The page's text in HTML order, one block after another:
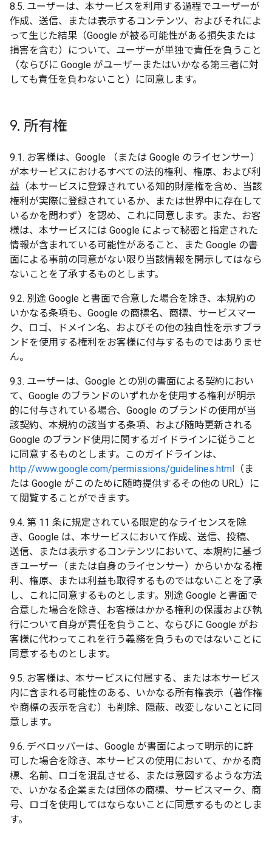
8.5. ユーザーは、本サービスを利用する過程でユーザーが
作成、送信、または表示するコンテンツ、およびそれによ
って生じた結果（Google が被る可能性がある損失または
損害を含む）について、ユーザーが単独で責任を負うこと
（ならびに Google がユーザーまたはいかなる第三者に対
しても責任を負わないこと）に同意します。
9. 所有権
9.1. お客様は、Google （または Google のライセンサー）
が本サービスにおけるすべての法的権利、権原、および利
益（本サービスに登録されている知的財産権を含め、当該
権利が実際に登録されているか、または世界中に存在して
いるかを問わず）を認め、これに同意します。また、お客
様は、本サービスには Google によって秘密と指定された
情報が含まれている可能性があること、また Google の書
面による事前の同意がない限り当該情報を開示してはなら
ないことを了承するものとします。
9.2. 別途 Google と書面で合意した場合を除き、本規約の
いかなる条項も、Google の商標名、商標、サービスマー
ク、ロゴ、ドメイン名、およびその他の独自性を示すブラ
ンドを使用する権利をお客様に付与するものではありませ
ん。
9.3. ユーザーは、Google との別の書面による契約におい
て、Google のブランドのいずれかを使用する権利が明示
的に付与されている場合、Google のブランドの使用が当
該契約、本規約の該当する条項、および随時更新される
Google のブランド使用に関するガイドラインに従うこと
に同意するものとします。このガイドラインは、
http://www.google.com/permissions/guidelines.html （ま
たは Google がこのために随時提供するその他の URL）に
て閲覧することができます。
9.4. 第 11 条に規定されている限定的なライセンスを除
き、Google は、本サービスにおいて作成、送信、投稿、
送信、または表示するコンテンツにおいて、本規約に基づ
きユーザー（または自身のライセンサー）からいかなる権
利、権原、または利益も取得するものではないことを了承
し、これに同意するものとします。別途 Google と書面で
合意した場合を除き、お客様はかかる権利の保護および執
行について自身が責任を負うこと、ならびに Google がお
客様に代わってこれを行う義務を負うものではないことに
同意するものとします。
9.5. お客様は、本サービスに付属する、または本サービス
内に含まれる可能性のある、いかなる所有権表示（著作権
や商標の表示を含む）も削除、隠蔽、改変しないことに同
意します。
9.6. デベロッパーは、Google が書面によって明示的に許
可した場合を除き、本サービスの使用において、かかる商
標、名前、ロゴを混乱させる、または意図するような方法
で、いかなる企業または団体の商標、サービスマーク、商
号、ロゴを使用してはならないことに同意するものとしま
す。